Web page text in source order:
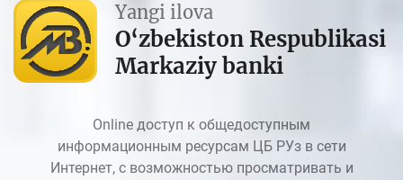
Yangi ilova
O‘zbekiston Respublikasi
Markaziy banki
Online доступ к общедоступным
информационным ресурсам ЦБ РУз в сети
Интернет, с возможностью просматривать и